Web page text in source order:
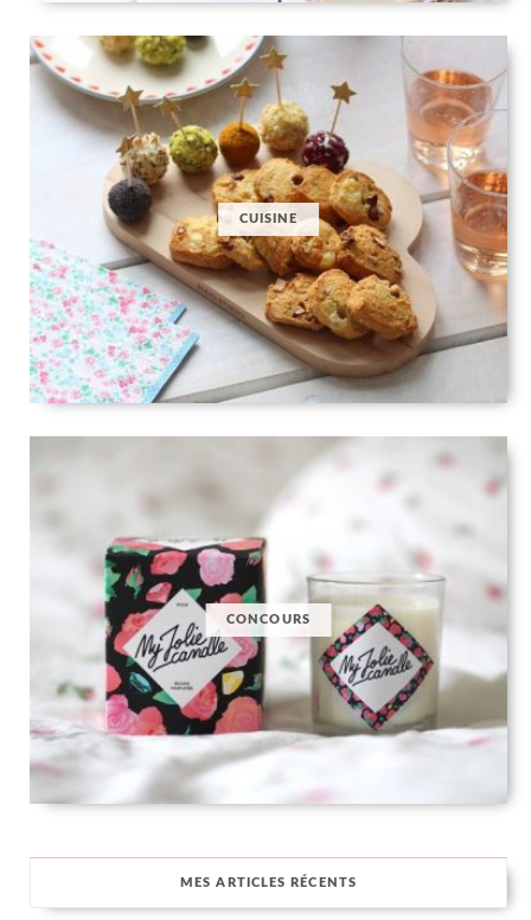
CUISINE
CONCOURS
MES ARTICLES RÉCENTS